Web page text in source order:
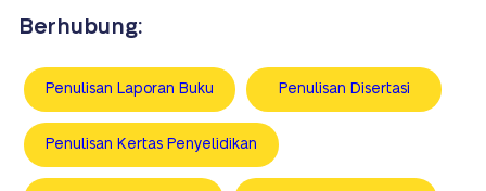
Berhubung:
Penulisan Laporan Buku Penulisan Disertasi
Penulisan Kertas Penyelidikan